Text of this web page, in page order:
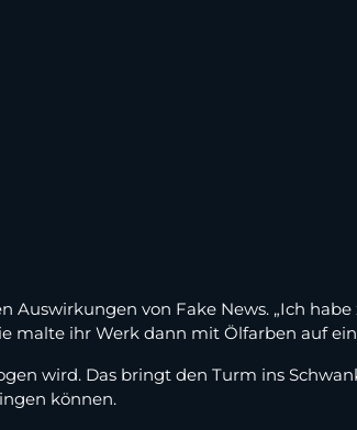
Auswirkungen von Fake News. „Ich
malte ihr Werk dann mit Ölfarben auf
wird. Das bringt den Turm ins
können.